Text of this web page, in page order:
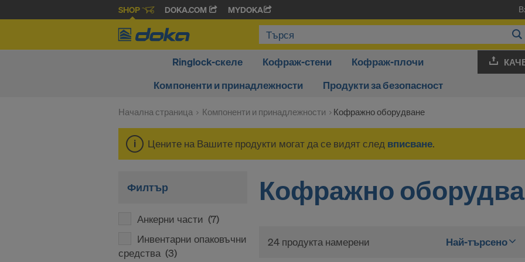
SHOP DOKA.COM MYDOKA
Ringlock-скеле Кофраж-стени
Кофраж-плочи
Компоненти и принадлежности
Продукти за безопасност
Начална страница Компоненти и принадлежности Кофражно оборудване
Цените на Вашите продукти могат да се видят след вписване.
Филтър
Анкерни части (7)
Инвентарни опаковъчни
средства (3)
Кофражно
24 продукта намерени Най-търсено